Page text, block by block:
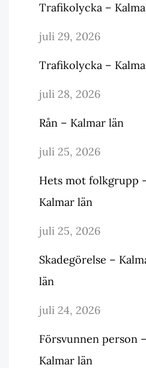
Trafikolycka –
juli 29, 2026
Trafikolycka –
juli 28, 2026
Rån – Kalmar län
juli 25, 2026
Hets mot folkgrupp
Kalmar län
juli 25, 2026
Skadegörelse –
län
juli 24, 2026
Försvunnen person –
Kalmar län